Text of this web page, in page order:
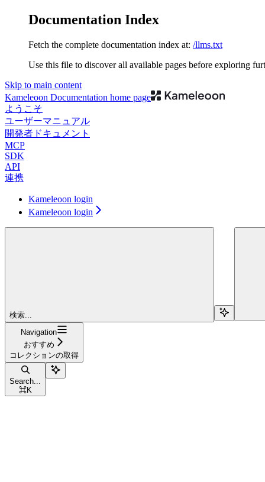
Documentation Index
Fetch the complete documentation index at: /llms.txt
Use this file to discover all available pages before exploring
Skip to main content
Kameleoon Documentation home page
ようこそ
ユーザーマニュアル
開発者ドキュメント
MCP
SDK
API
連携
Kameleoon login
Kameleoon login
検索...
Navigation
おすすめ
コレクションの取得
Search...
⌘K